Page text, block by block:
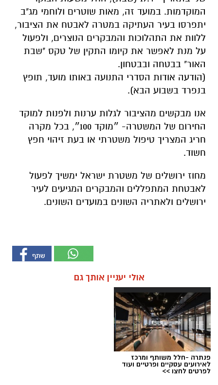
המוקדמות. במועד זה, מאות שוטרים ולוחמי מג"ב
יתפרסו בעיר העתיקה במטרה לאבטח את הציבור,
ללוות את התהלוכות והמבקרים הנוצרים, ולפעול
על מנת לאפשר את קיומו התקין של טקס "שבת
האור" בבטחה ובבטחון.
(הודעה אודות הסדרי התנועה באותו מועד, תופץ
בנפרד בשבוע הבא).
אנו מבקשים מהציבור לגלות ערנות ולפנות למוקד
החירום של המשטרה- ״מוקד 100״, בכל מקרה
חריג המצריך טיפול משטרתי או בעת זיהוי חפץ
חשוד.
מחוז ירושלים של משטרת ישראל ימשיך לפעול
לאבטחת המתפללים והמבקרים המגיעים לעיר
ירושלים ולאתריה השונים במועדים השונים.
אולי יעניין אותך גם
פנתרה -חלל משותף ומרכז
לאירועים עסקיים ופרטיים ועוד
לפרטים לחצו >>